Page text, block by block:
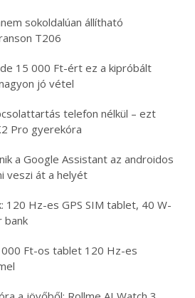
sokoldalúan állítható
T206
15 000 Ft-ért ez a kipróbált
jó vétel
telefon nélkül – ezt
Pro gyerekóra
a Google Assistant az androidos
veszi át a helyét
120 Hz-es GPS SIM tablet, 40 W-
bank
000 Ft-os tablet 120 Hz-es